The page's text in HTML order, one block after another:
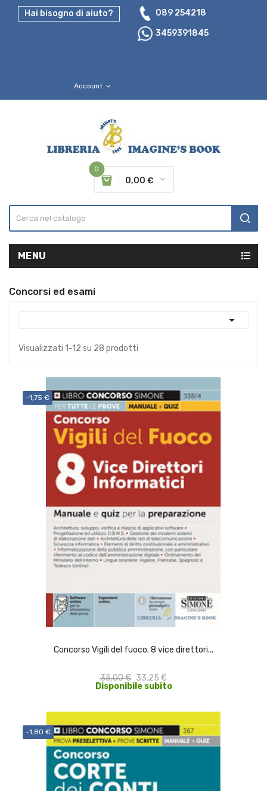
Hai bisogno di aiuto?
089 254218
3459391845
Account expand_more
0
0,00 €
MENU
Concorsi ed esami

Visualizzati 1-12 su 28 prodotti
-1,75 €
Concorso Vigili del fuoco. 8 vice direttori...
35,00 € 33,25 €
Disponibile subito
-1,80 €